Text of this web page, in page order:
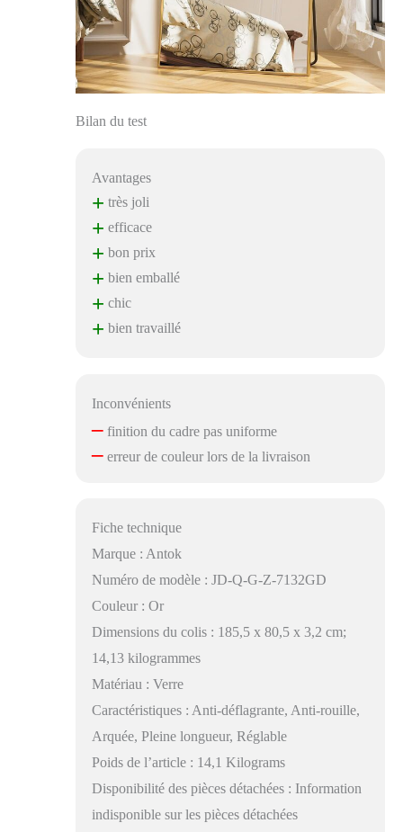
Bilan du test
Avantages
+ très joli
+ efficace
+ bon prix
+ bien emballé
+ chic
+ bien travaillé
Inconvénients
–finition du cadre pas uniforme
–erreur de couleur lors de la livraison
Fiche technique
Marque : Antok
Numéro de modèle : JD-Q-G-Z-7132GD
Couleur : Or
Dimensions du colis : 185,5 x 80,5 x 3,2 cm;
14,13 kilogrammes
Matériau : Verre
Caractéristiques : Anti-déflagrante, Anti-rouille,
Arquée, Pleine longueur, Réglable
Poids de l’article : 14,1 Kilograms
Disponibilité des pièces détachées : Information
indisponible sur les pièces détachées